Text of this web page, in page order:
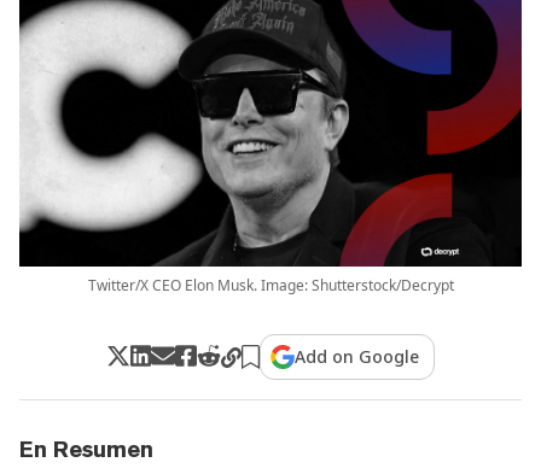
Twitter/X CEO Elon Musk. Image: Shutterstock/Decrypt
Add on Google
En Resumen